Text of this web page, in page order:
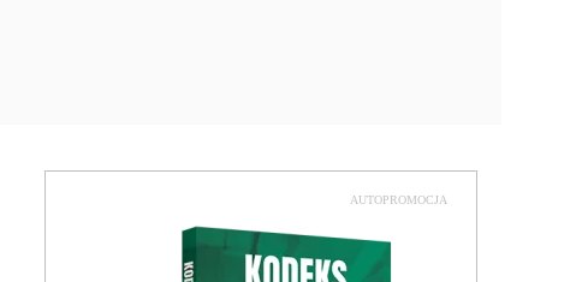
AUTOPROMOCJA